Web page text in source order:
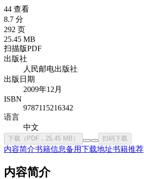
44 查看
8.7 分
292 页
25.45 MB
扫描版PDF
出版社
人民邮电出版社
出版日期
2009年12月
ISBN
9787115216342
语言
中文
下载（PDF，25.45 MB） 扫码下载
内容简介书籍信息备用下载地址书籍推荐
内容简介